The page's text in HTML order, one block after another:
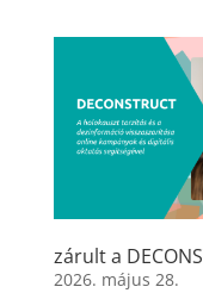
zárult a
2026. május 28.